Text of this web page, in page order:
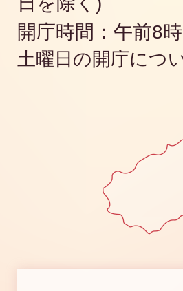
開庁時間：午前8
土曜日の開庁につ